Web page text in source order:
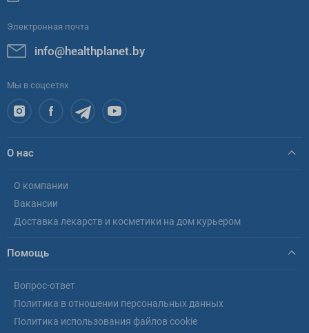
Электронная почта
info@healthplanet.by
Мы в соцсетях
О нас
О компании
Вакансии
Доставка лекарств и косметики на дом курьером
Помощь
Вопрос-ответ
Политика в отношении персональных данных
Политика использования файлов cookie